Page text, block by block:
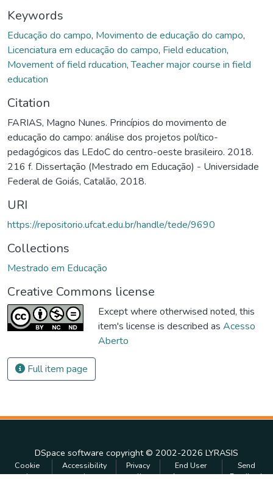
Keywords
Educação do campo, Movimento de educação do campo,
Licenciatura em educação do campo, Field education,
Movement of field rducation,Teacher major course in field
education
Citation
FARIAS, Magno Nunes. Princípios do movimento de
educação do campo: análise dos projetos político-
pedagógicos das LEdoC do centro-oeste brasileiro. 2018.
216 f. Dissertação (Mestrado em Educação) - Universidade
Federal de Goiás, Catalão, 2018.
URI
https://repositorio.ufcat.edu.br/handle/tede/9690
Collections
Mestrado em Educação
Creative Commons license
Except where otherwised noted, this
item's license is described as Acesso
Aberto
Full item page
DSpace software copyright © 2002-2026 LYRASIS
Cookie
settings
Accessibility
settings
Privacy
policy
End User
Agreement
Send
Feedback